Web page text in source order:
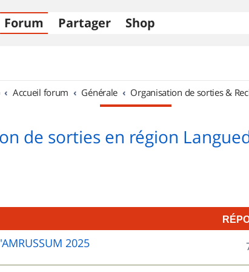
Forum Partager Shop
Accueil forum Générale Organisation de sorties &
de sorties en région
2025